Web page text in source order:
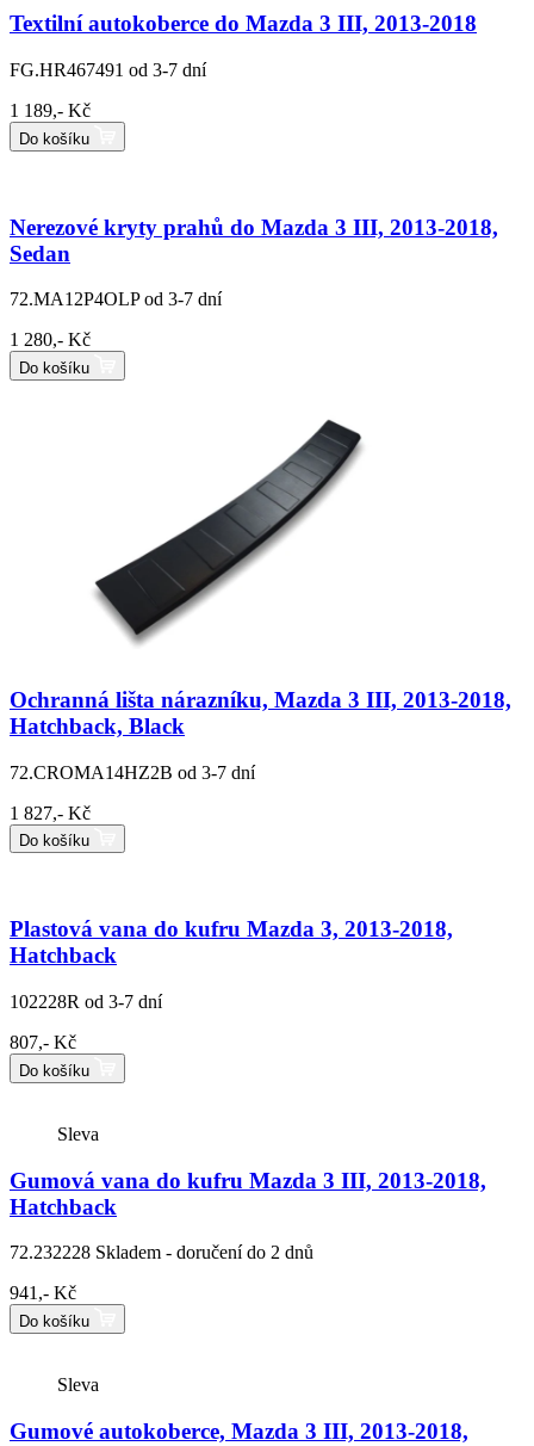
Textilní autokoberce do Mazda 3 III, 2013-2018
FG.HR467491 od 3-7 dní
1 189,- Kč
Do košíku
Nerezové kryty prahů do Mazda 3 III, 2013-2018,
Sedan
72.MA12P4OLP od 3-7 dní
1 280,- Kč
Do košíku
Ochranná lišta nárazníku, Mazda 3 III, 2013-2018,
Hatchback, Black
72.CROMA14HZ2B od 3-7 dní
1 827,- Kč
Do košíku
Plastová vana do kufru Mazda 3, 2013-2018,
Hatchback
102228R od 3-7 dní
807,- Kč
Do košíku
Sleva
Gumová vana do kufru Mazda 3 III, 2013-2018,
Hatchback
72.232228 Skladem - doručení do 2 dnů
941,- Kč
Do košíku
Sleva
Gumové autokoberce, Mazda 3 III, 2013-2018,